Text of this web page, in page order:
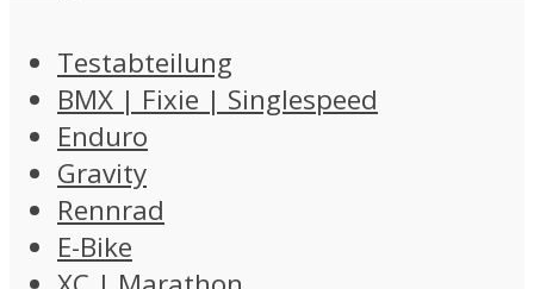
Testabteilung
BMX | Fixie | Singlespeed
Enduro
Gravity
Rennrad
E-Bike